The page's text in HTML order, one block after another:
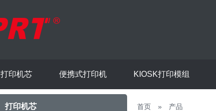
打印机芯 便携式打印机 KIOSK打印模组
打印机芯 首页 » 产品